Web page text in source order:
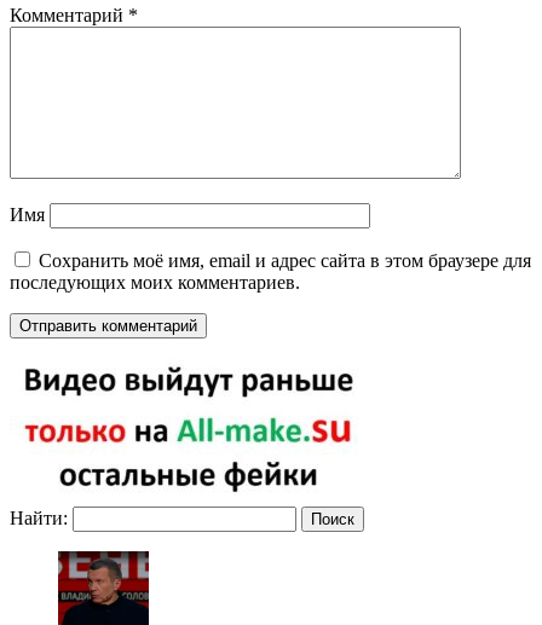
Комментарий *
Имя
Сохранить моё имя, email и адрес сайта в этом браузере для
последующих моих комментариев.
Найти: